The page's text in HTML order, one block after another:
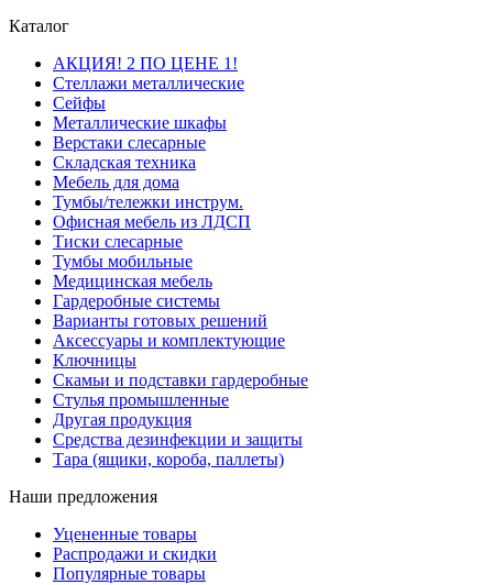
Каталог
АКЦИЯ! 2 ПО ЦЕНЕ 1!
Стеллажи металлические
Сейфы
Металлические шкафы
Верстаки слесарные
Складская техника
Мебель для дома
Тумбы/тележки инструм.
Офисная мебель из ЛДСП
Тиски слесарные
Тумбы мобильные
Медицинская мебель
Гардеробные системы
Варианты готовых решений
Аксессуары и комплектующие
Ключницы
Скамьи и подставки гардеробные
Стулья промышленные
Другая продукция
Средства дезинфекции и защиты
Тара (ящики, короба, паллеты)
Наши предложения
Уцененные товары
Распродажи и скидки
Популярные товары